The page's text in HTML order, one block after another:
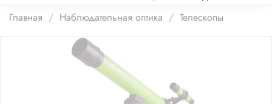
Главная Наблюдательная оптика Телескопы